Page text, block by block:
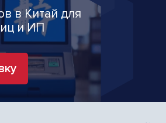
в Китай для
и ИП